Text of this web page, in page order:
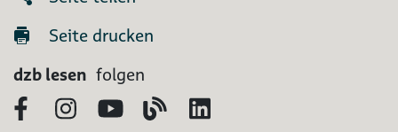
Seite drucken
dzb lesen folgen
FacebookInstagram
YouTubeBlog